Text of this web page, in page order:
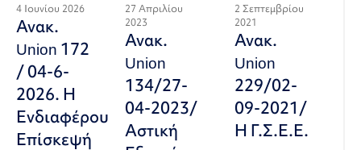
4 Ιουνίου 2026
Ανακ.
Union 172
/ 04-6-
2026. Η
Ενδιαφέρουσα
Επίσκεψή
27 Απριλίου
2023
Ανακ.
Union
134/27-
04-2023/
Αστική
2 Σεπτεμβρίου
2021
Ανακ.
Union
229/02-
09-2021/
Η Γ.Σ.Ε.Ε.